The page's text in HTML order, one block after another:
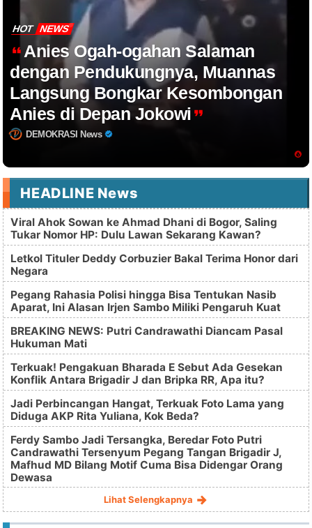
HOT NEWS
Anies Ogah-ogahan Salaman
dengan Pendukungnya, Muannas
Langsung Bongkar Kesombongan
Anies di Depan Jokowi
DEMOKRASI News
HEADLINE News
Viral Ahok Sowan ke Ahmad Dhani di Bogor, Saling
Tukar Nomor HP: Dulu Lawan Sekarang Kawan?
Letkol Tituler Deddy Corbuzier Bakal Terima Honor dari
Negara
Pegang Rahasia Polisi hingga Bisa Tentukan Nasib
Aparat, Ini Alasan Irjen Sambo Miliki Pengaruh Kuat
BREAKING NEWS: Putri Candrawathi Diancam Pasal
Hukuman Mati
Terkuak! Pengakuan Bharada E Sebut Ada Gesekan
Konflik Antara Brigadir J dan Bripka RR, Apa itu?
Jadi Perbincangan Hangat, Terkuak Foto Lama yang
Diduga AKP Rita Yuliana, Kok Beda?
Ferdy Sambo Jadi Tersangka, Beredar Foto Putri
Candrawathi Tersenyum Pegang Tangan Brigadir J,
Mafhud MD Bilang Motif Cuma Bisa Didengar Orang
Dewasa
Lihat Selengkapnya